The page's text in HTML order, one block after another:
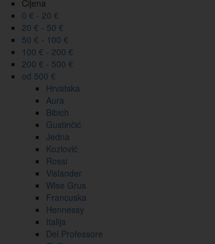
Cijena
0 € - 20 €
20 € - 50 €
50 € - 100 €
100 € - 200 €
200 € - 500 €
od 500 €
Hrvatska
Aura
Bibich
Gustinčić
Jedna
Kozlović
Rossi
Vislander
Wise Grus
Francuska
Hennessy
Italija
Del Professore